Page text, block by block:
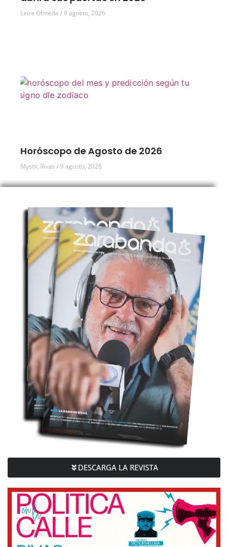
Leire Olmeda 9 agosto, 2026
Horóscopo de Agosto de 2026
Mystic Rivas 9 agosto, 2026
DESCARGA LA REVISTA